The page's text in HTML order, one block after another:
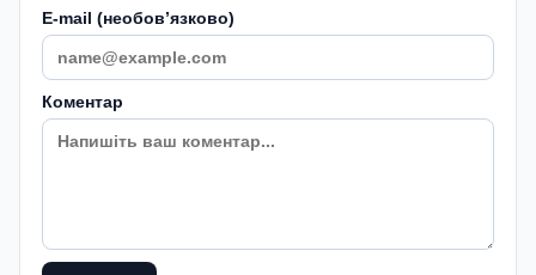
E-mail (необовʼязково)
Коментар